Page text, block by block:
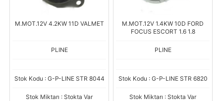
M.MOT.12V 4.2KW 11D VALMET
PLINE
Stok Kodu : G-P-LINE STR 8044
Stok Miktarı : Stokta Var
M.MOT.12V 1.4KW 10D FORD
FOCUS ESCORT 1.6 1.8
PLINE
Stok Kodu : G-P-LINE STR 6820
Stok Miktarı : Stokta Var